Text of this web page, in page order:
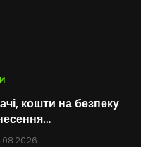
кошти на безпеку